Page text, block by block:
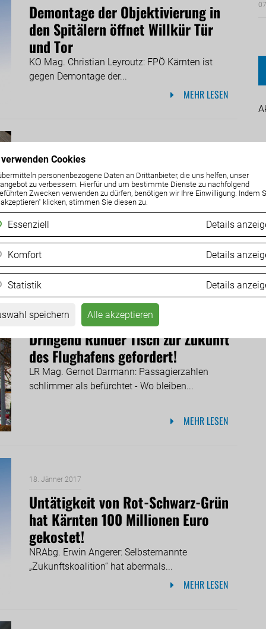
Cookies
personenbezogene Daten an Drittanbieter, die uns helfen, unser
zu verbessern. Hierfür und um bestimmte Dienste zu nachfolgend
Zwecken verwenden zu dürfen, benötigen wir Ihre Einwilligung. Indem
klicken, stimmen Sie diesen zu.
Essenziell Details
Komfort Details
Statistik Details
speichern Alle akzeptieren
Demontage der Objektivierung in
den Spitälern öffnet Willkür Tür
und Tor
KO Mag. Christian Leyroutz: FPÖ Kärnten ist
gegen Demontage der...
MEHR LESEN
Landesrat Rolf Holub hat Problem
der Fischer nicht erkannt!
KO Mag. Christian Leyroutz: Mit „Zelt-Zonen“ ist
keinem Fischer gedient
MEHR LESEN
18. Jänner 2017
Dringend Runder Tisch zur Zukunft
des Flughafens gefordert!
LR Mag. Gernot Darmann: Passagierzahlen
schlimmer als befürchtet - Wo bleiben...
MEHR LESEN
18. Jänner 2017
Untätigkeit von Rot-Schwarz-Grün
hat Kärnten 100 Millionen Euro
gekostet!
NRAbg. Erwin Angerer: Selbsternannte
„Zukunftskoalition“ hat abermals...
MEHR LESEN